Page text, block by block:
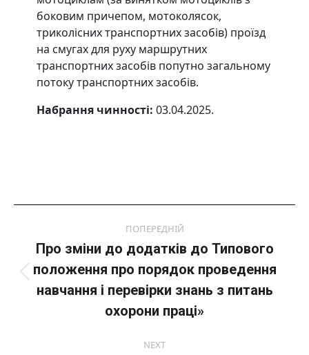
боковим причепом, мотоколясок,
триколісних транспортних засобів) проїзд
на смугах для pyxy маршрутних
транспортних засобів попутно загальному
потоку транспортних засобів.
Набрання чинності: 03.04.2025.
ПОПЕРЕДНІЙ
Попередній
пост:
Про зміни до додатків до Типового
положення про порядок проведення
навчання і перевірки знань з питань
охорони праці»
NEXT